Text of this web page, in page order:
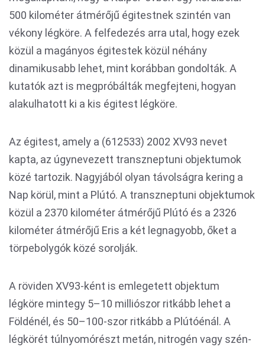
500 kilométer átmérőjű égitestnek szintén van
vékony légköre. A felfedezés arra utal, hogy ezek
közül a magányos égitestek közül néhány
dinamikusabb lehet, mint korábban gondolták. A
kutatók azt is megpróbálták megfejteni, hogyan
alakulhatott ki a kis égitest légköre.
Az égitest, amely a (612533) 2002 XV93 nevet
kapta, az úgynevezett transzneptuni objektumok
közé tartozik. Nagyjából olyan távolságra kering a
Nap körül, mint a Plútó. A transzneptuni objektumok
közül a 2370 kilométer átmérőjű Plútó és a 2326
kilométer átmérőjű Eris a két legnagyobb, őket a
törpebolygók közé sorolják.
A röviden XV93-ként is emlegetett objektum
légköre mintegy 5–10 milliószor ritkább lehet a
Földénél, és 50–100-szor ritkább a Plútóénál. A
légkörét túlnyomórészt metán, nitrogén vagy szén-